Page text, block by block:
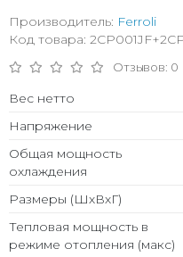
Производитель: Ferroli
Код товара:
Отзывов: 0
Вес нетто
Напряжение
Общая мощность
охлаждения
Размеры (ШхВхГ)
Тепловая мощность в
режиме отопления (макс)